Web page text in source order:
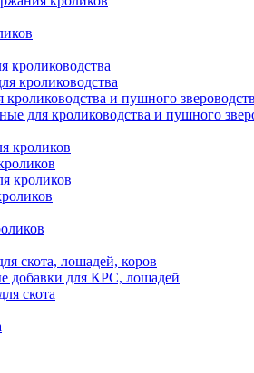
кролиководства
кролиководства
и пушного
для кролиководства и пушного
кроликов
кроликов
скота, лошадей, коров
добавки для КРС, лошадей
скота